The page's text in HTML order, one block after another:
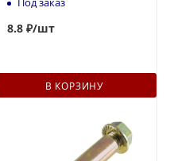
8.8 ₽/шт
В КОРЗИНУ